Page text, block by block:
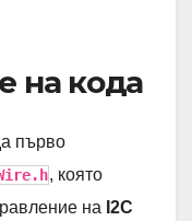
error at address
);
на кода
първо
, която
на I2C